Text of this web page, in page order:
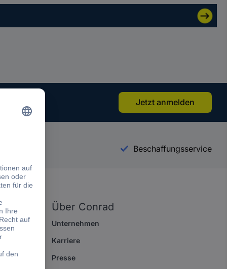
Jetzt anmelden
Beschaffungsservice
Über Conrad
Unternehmen
Karriere
Presse